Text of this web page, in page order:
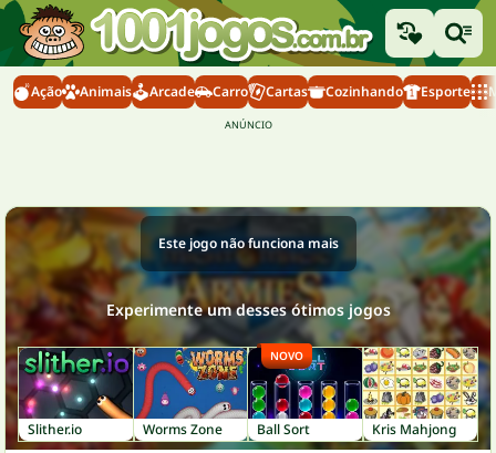
Ação Animais Arcade Carro Cartas Cozinhando Esporte
Este jogo não funciona mais
Experimente um desses ótimos jogos
Slither.io Worms Zone Ball Sort
NOVO
Kris Mahjong